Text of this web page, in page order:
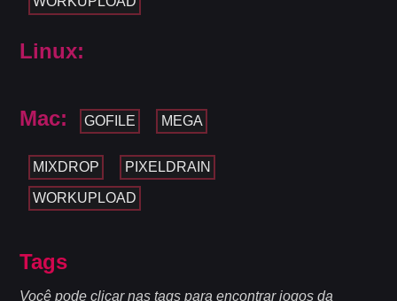
Linux:
Mac: GOFILE MEGA
MIXDROP PIXELDRAIN
WORKUPLOAD
Tags
Você pode clicar nas tags para encontrar jogos da